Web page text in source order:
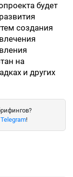
будет
создания
на
и других
!